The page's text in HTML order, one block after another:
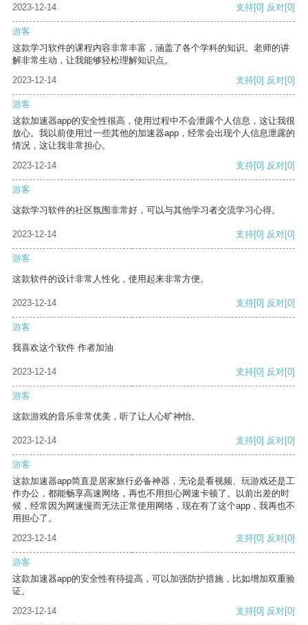
2023-12-14 支持[0] 反对[0]
游客
这款学习软件的课程内容非常丰富，涵盖了各个学科的知识。老师的讲
解非常生动，让我能够轻松理解知识点。
2023-12-14
支持[0] 反对[0]
游客
这款加速器app的安全性很高，使用过程中不会泄露个人信息，这让我很
放心。我以前使用过一些其他的加速器app，经常会出现个人信息泄露的
情况，这让我非常担心。
2023-12-14
支持[0] 反对[0]
游客
这款学习软件的社区氛围非常好，可以与其他学习者交流学习心得。
2023-12-14 支持[0] 反对[0]
游客
这款软件的设计非常人性化，使用起来非常方便。
2023-12-14 支持[0] 反对[0]
游客
我喜欢这个软件 作者加油
2023-12-14 支持[0] 反对[0]
游客
这款游戏的音乐非常优美，听了让人心旷神怡。
2023-12-14 支持[0] 反对[0]
游客
这款加速器app简直是居家旅行必备神器，无论是看视频、玩游戏还是工
作办公，都能畅享高速网络，再也不用担心网速卡顿了。以前出差的时
候，经常因为网速慢而无法正常使用网络，现在有了这个app，我再也不
用担心了。
2023-12-14
支持[0] 反对[0]
游客
这款加速器app的安全性有待提高，可以加强防护措施，比如增加双重验
证。
2023-12-14
支持[0] 反对[0]